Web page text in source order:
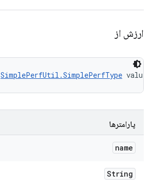
ارزش از
SimplePerfUtil.SimplePerfType
پارامترها
name
String